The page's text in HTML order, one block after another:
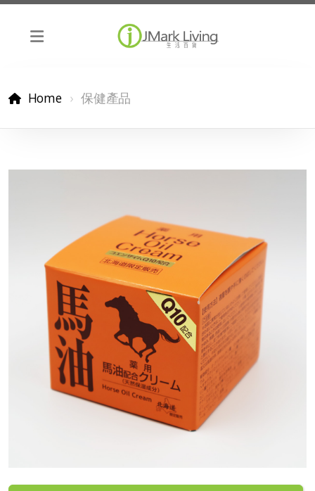
Home 保健產品
昭和新山熊牧場馬油
Nippi Collagen 100
DHC 超級美白丸
水之妙精 備長炭天然淨化器
Esprume EGF 保濕修護精華液